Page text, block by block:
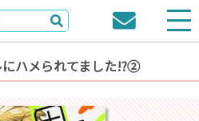
ハメられてました!?②